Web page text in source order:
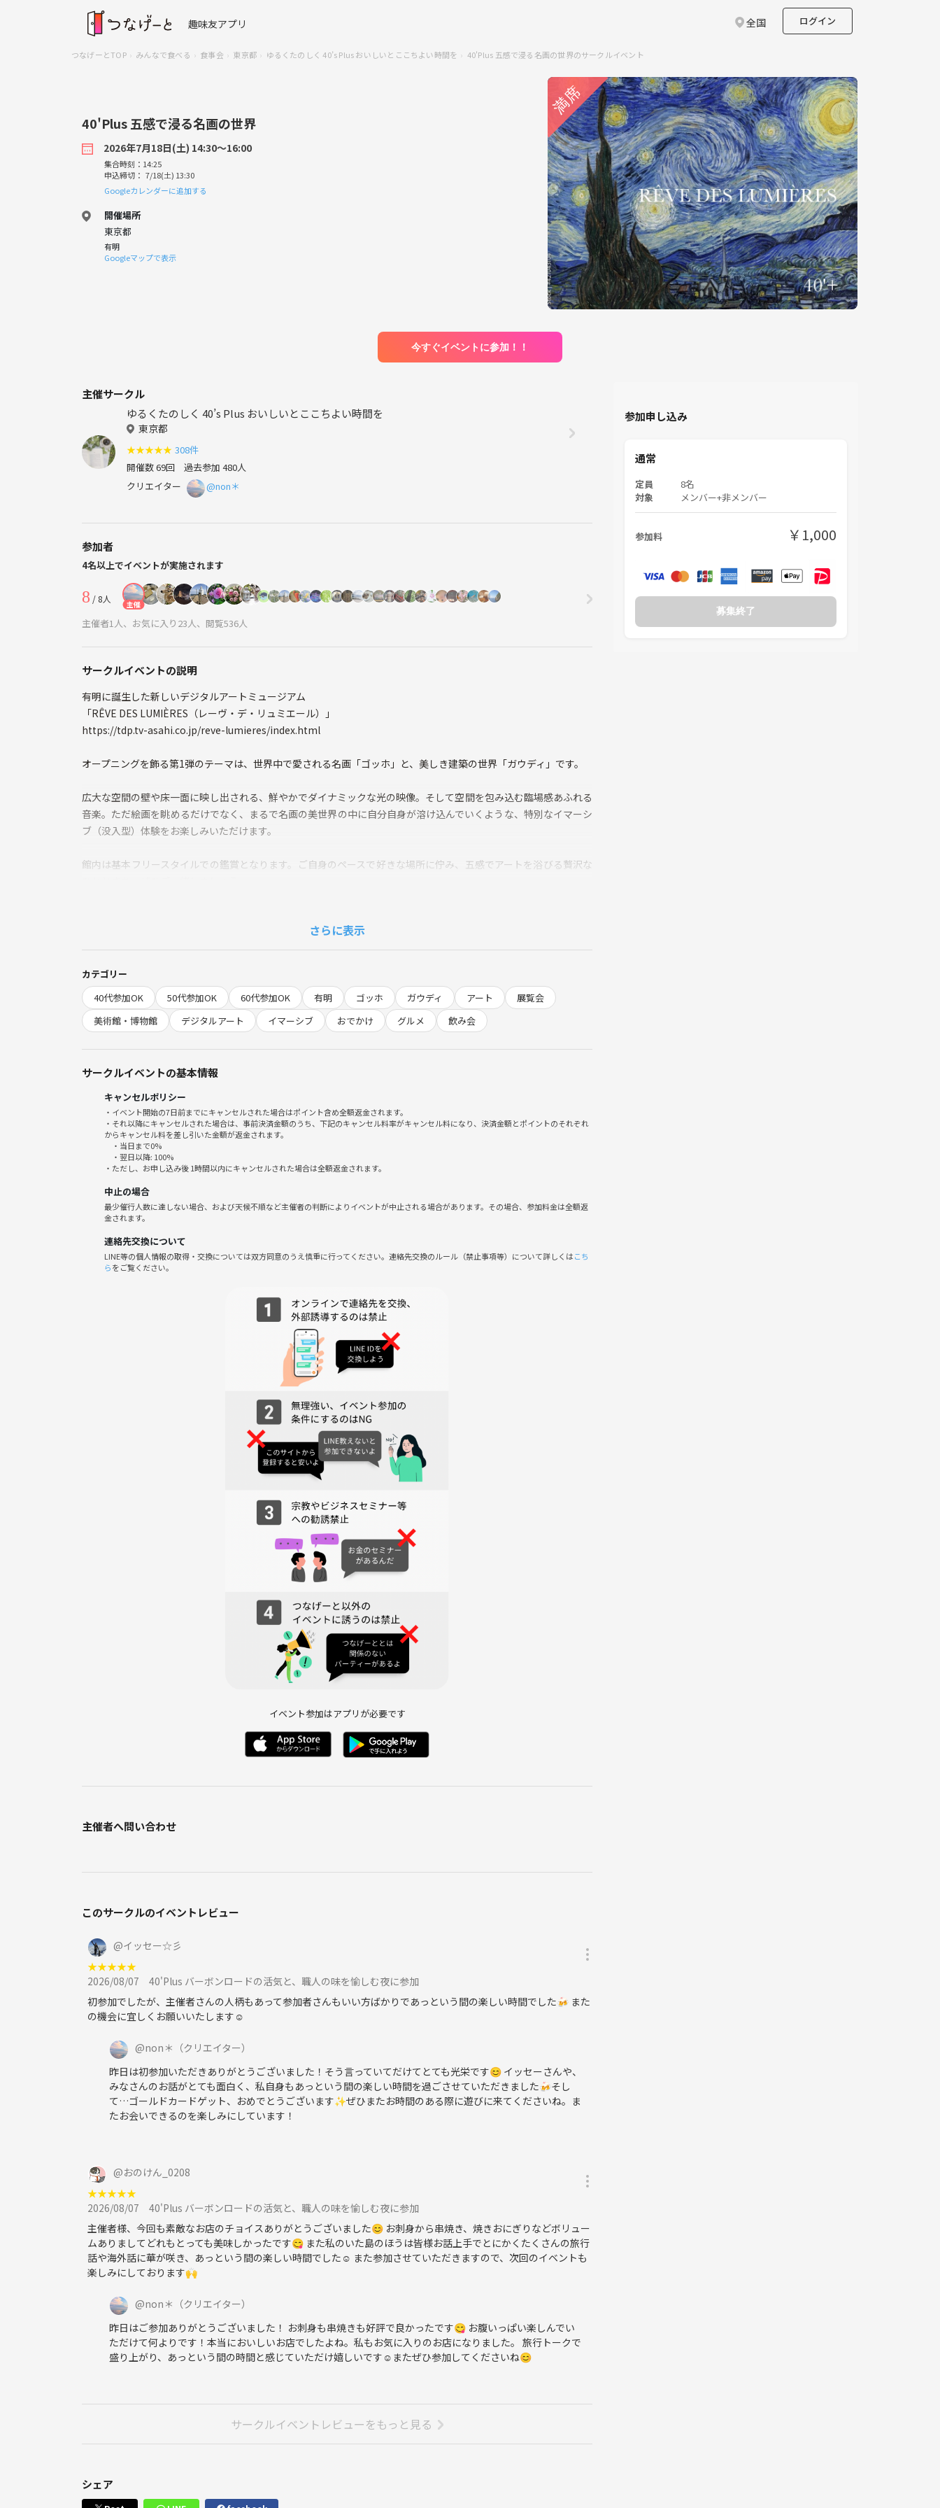
趣味友アプリ 全国 ログイン
つなげーとTOP みんなで食べる 食事会 東京都 ゆるくたのしく 40’s Plus おいしいとここちよい時間を 40'Plus 五感で浸る名画の世界のサークルイベント
40'Plus 五感で浸る名画の世界
2026年7月18日(土) 14:30〜16:00
集合時刻：14:25
申込締切： 7/18(土) 13:30
Googleカレンダーに追加する
開催場所
東京都
有明
Googleマップで表示
今すぐイベントに参加！！
主催サークル
ゆるくたのしく 40’s Plus おいしいとここちよい時間を
東京都
★★★★★ 308件
開催数 69回 過去参加 480人
クリエイター
@non＊
参加者
4名以上でイベントが実施されます
8 / 8人 主催
主催者1人、お気に入り23人、閲覧536人
サークルイベントの説明
有明に誕生した新しいデジタルアートミュージアム
「RÊVE DES LUMIÈRES（レーヴ・デ・リュミエール）」
https://tdp.tv-asahi.co.jp/reve-lumieres/index.html
オープニングを飾る第1弾のテーマは、世界中で愛される名画「ゴッホ」と、美しき建築の世界「ガウディ」です。
広大な空間の壁や床一面に映し出される、鮮やかでダイナミックな光の映像。そして空間を包み込む臨場感あふれる
音楽。ただ絵画を眺めるだけでなく、まるで名画の美世界の中に自分自身が溶け込んでいくような、特別なイマーシ
ブ（没入型）体験をお楽しみいただけます。
館内は基本フリースタイルでの鑑賞となります。ご自身のペースで好きな場所に佇み、五感でアートを浴びる贅沢な
鑑賞終了後は周辺にて、希望者のみで二次会を予定しています。アートの余韻に浸りながら楽しくお話しできたら嬉
◾️料金
展覧会 3300円
二次会 4100円(2時間飲み放題付き)
◾️スケジュール
16:00 終了・退館
希望者のみ2時間の居酒屋まで移動
16:30二次会開始
18:30終了
◾️二次会
こだわりから揚げの酒処 くらふと
https://craft-cuisine.jp
【コース内容】
・生ビール（アサヒスーパードライ）
7月11日まで：キャンセル可能（キャンセル料なし）
7月12日以降：チケット分ご予約料金の100％をキャンセル料として頂きます（全額PayPay等でお支払いなど）。二
次会については7月14日以降キャンセル料が上記の通り発生します。
他の方がキャンセル枠に申し込まれたらキャンセル料は発生しません。
お申し込みが男性お一人のみとなる場合は、状況によりキャンセルをお願いすることがございますので、あらかじめ
以下の行為はご遠慮ください。
・ナンパや恋愛目的での参加
・万が一トラブルが発生した場合、当方では一切の責任を負いかねますのでご了承ください。
◎ 写真撮影について
初対面の方もいらっしゃったり、写真が苦手な方もいらっしゃったりしますので、念のため写真の扱いには気をつけ
ています。
みなさんを信用していないということではなく、あくまで安心して参加してもらうための配慮です
ただし、「背景と一緒に撮ってほしい」や「仲良くなった方と記念に撮りたい」などのご希望があれば、もちろん大
歓迎です
そのときはどうぞ遠慮なく声をかけてください
さらに表示
カテゴリー
40代参加OK
50代参加OK 60代参加OK 有明 ゴッホ ガウディ アート
展覧会
美術館・博物館
デジタルアート イマーシブ おでかけ グルメ 飲み会
サークルイベントの基本情報
キャンセルポリシー
・イベント開始の7日前までにキャンセルされた場合はポイント含め全額返金されます。
・それ以降にキャンセルされた場合は、事前決済金額のうち、下記のキャンセル料率がキャンセル料になり、決済金額とポイントのそれぞれ
からキャンセル料を差し引いた金額が返金されます。
・当日まで0%
・翌日以降: 100%
・ただし、お申し込み後 1時間以内にキャンセルされた場合は全額返金されます。
中止の場合
最少催行人数に達しない場合、および天候不順など主催者の判断によりイベントが中止される場合があります。その場合、参加料金は全額返
金されます。
連絡先交換について
LINE等の個人情報の取得・交換については双方同意のうえ慎重に行ってください。連絡先交換のルール（禁止事項等）について詳しくはこち
らをご覧ください。
イベント参加はアプリが必要です
主催者へ問い合わせ
このサークルのイベントレビュー
@イッセー☆彡
★★★★★
2026/08/07
40'Plus バーボンロードの活気と、職人の味を愉しむ夜に参加
初参加でしたが、主催者さんの人柄もあって参加者さんもいい方ばかりであっという間の楽しい時間でした🍻 また
の機会に宜しくお願いいたします☺️
@non＊ （クリエイター）
昨日は初参加いただきありがとうございました！そう言っていてだけてとても光栄です😊 イッセーさんや、
みなさんのお話がとても面白く、私自身もあっという間の楽しい時間を過ごさせていただきました🍻そし
て…ゴールドカードゲット、おめでとうございます✨ぜひまたお時間のある際に遊びに来てくださいね。ま
たお会いできるのを楽しみにしています！
@おのけん_0208
★★★★★
2026/08/07
40'Plus バーボンロードの活気と、職人の味を愉しむ夜に参加
主催者様、今回も素敵なお店のチョイスありがとうございました😊 お刺身から串焼き、焼きおにぎりなどボリュー
ムありましてどれもとっても美味しかったです😋 また私のいた島のほうは皆様お話上手でとにかくたくさんの旅行
話や海外話に華が咲き、あっという間の楽しい時間でした☺️ また参加させていただきますので、次回のイベントも
楽しみにしております🙌
@non＊ （クリエイター）
昨日はご参加ありがとうございました！ お刺身も串焼きも好評で良かったです😋 お腹いっぱい楽しんでい
ただけて何よりです！本当においしいお店でしたよね。私もお気に入りのお店になりました。 旅行トークで
盛り上がり、あっという間の時間と感じていただけ嬉しいです☺️またぜひ参加してくださいね😊
サークルイベントレビューをもっと見る
シェア
参加申し込み
通常
定員 8名
対象 メンバー+非メンバー
参加料 ￥1,000
募集終了